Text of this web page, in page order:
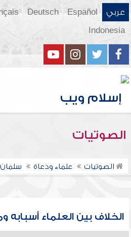
عربي Español
Deutsch
Indonesia
الصوتيات
الصوتيات علماء ودعاة
الخلاف بين العلماء أسبابه